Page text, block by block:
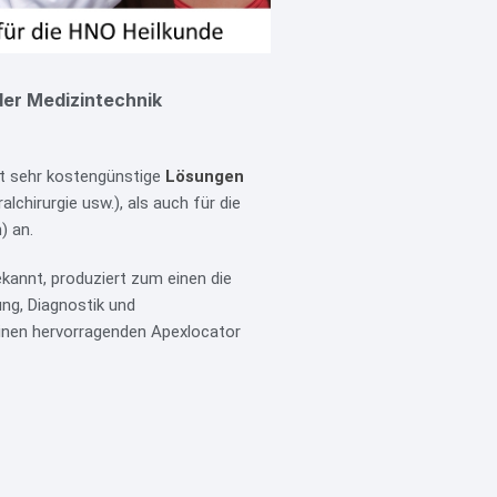
Medizintechnik
sehr kostengünstige Lösungen
usw.), als auch für die
an.
produziert zum einen die
Diagnostik und
hervorragenden Apexlocator